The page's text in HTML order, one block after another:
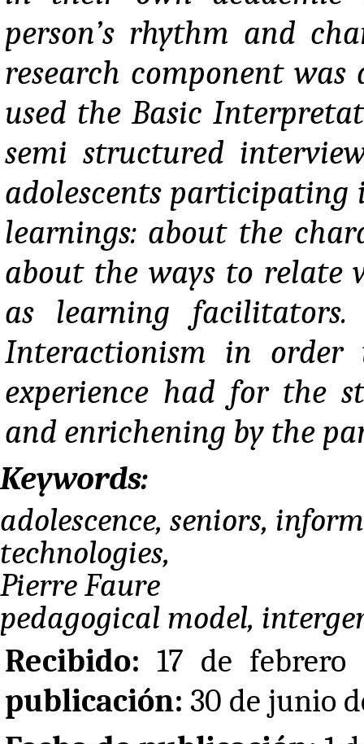
person’s rhythm and
research component
used the Basic
semi structured
adolescents participating
learnings: about the
about the ways to relate
as learning facilitators.
Interactionism in
experience had for the
and enrichening by the
Keywords:
adolescence, seniors,
technologies,
Pierre Faure
pedagogical model,
Recibido: 17 de
publicación: 30 de junio